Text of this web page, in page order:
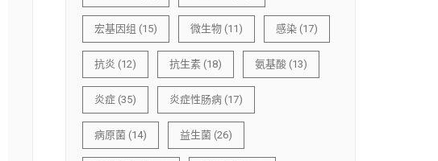
宏基因组 (15) 微生物 (11) 感染 (17)
抗炎 (12) 抗生素 (18) 氨基酸 (13)
炎症 (35) 炎症性肠病 (17)
病原菌 (14) 益生菌 (26)